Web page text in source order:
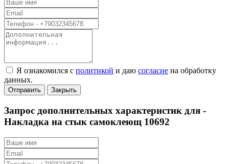
Я ознакомился с политикой и даю согласие на обработку
данных.
Отправить Закрыть
Запрос дополнительных характеристик для -
Накладка на стык самоклеющ 10692